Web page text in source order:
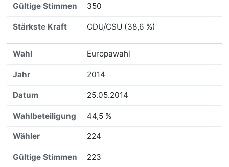
350
CDU/CSU (38,6 %)
Europawahl
2014
25.05.2014
44,5 %
224
223